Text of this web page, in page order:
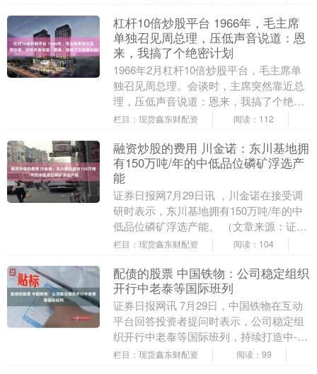
杠杆10倍炒股平台 1966年，毛主席
单独召见周总理，压低声音说道：恩
来，我搞了个绝密计划
1966年2月杠杆10倍炒股平台，毛主席单
独召见周总理。会谈时，主席突然靠近总
理，压低声音说道：恩来，我搞了个绝密
计划，这计划我只对你一个人讲！ 1966年
栏目：现货鑫东财配资 阅读：112
融资炒股的费用 川金诺：东川基地拥
有150万吨/年的中低品位磷矿浮选产
能
证券日报网7月29日讯 ，川金诺在接受调
研时表示，东川基地拥有150万吨/年的中
低品位磷矿浮选产能。 （文章来源：证券
日报）融资炒股的费用 海量资讯、精准解
栏目：现货鑫东财配资 阅读：104
配债的股票 中国铁物：公司稳定组织
开行中老泰等国际班列
证券日报网讯 7月29日，中国铁物在互动
平台回答投资者提问时表示，公司稳定组
织开行中老泰等国际班列，持续打造中-
老-泰冷链精品线路。 （文章来源：证券
栏目：现货鑫东财配资 阅读：99